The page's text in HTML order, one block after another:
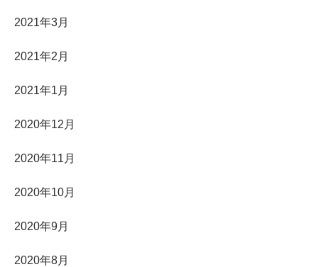
2021年3月
2021年2月
2021年1月
2020年12月
2020年11月
2020年10月
2020年9月
2020年8月